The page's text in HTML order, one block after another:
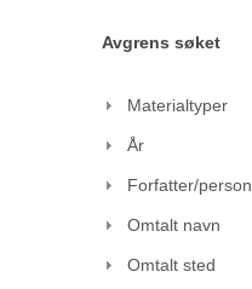
Avgrens søket
Materialtyper
År
Forfatter/person
Omtalt navn
Omtalt sted